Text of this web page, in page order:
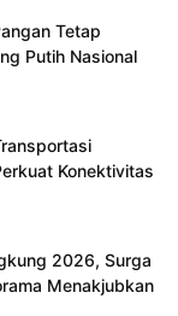
Tetap
Putih Nasional
Konektivitas
2026, Surga
Menakjubkan